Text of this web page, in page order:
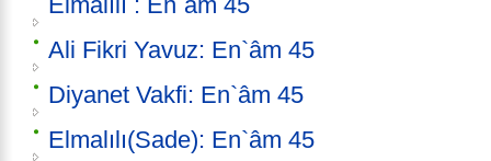
Ali Fikri Yavuz: En`âm 45
Diyanet Vakfi: En`âm 45
Elmalılı(Sade): En`âm 45